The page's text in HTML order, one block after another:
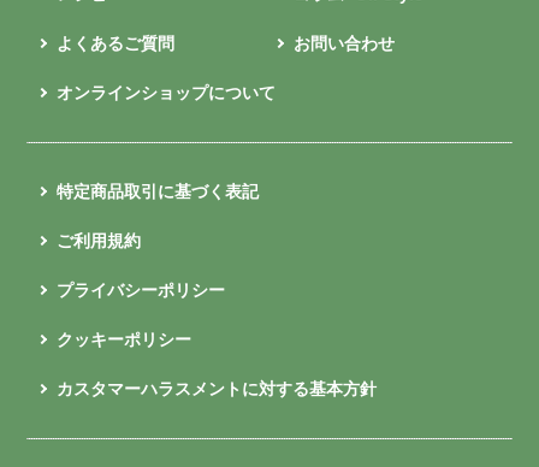
よくあるご質問 お問い合わせ
オンラインショップについて
特定商品取引に基づく表記
ご利用規約
プライバシーポリシー
クッキーポリシー
カスタマーハラスメントに対する基本方針